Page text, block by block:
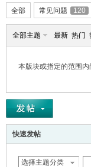
er
全部 常见问题 120
全部主题 最新 热门
本版块或指定的范围内
快速发帖
选择主题分类